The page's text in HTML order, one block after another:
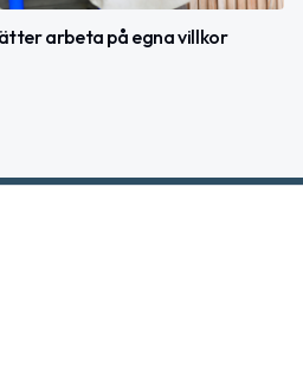
arbeta på egna villkor